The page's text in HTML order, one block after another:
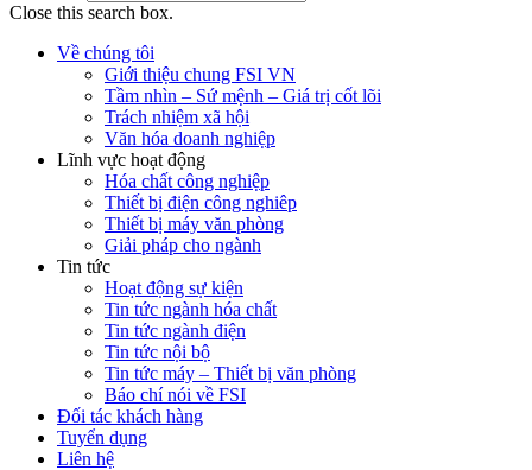
Close this search box.
Về chúng tôi
Giới thiệu chung FSI VN
Tầm nhìn – Sứ mệnh – Giá trị cốt lõi
Trách nhiệm xã hội
Văn hóa doanh nghiệp
Lĩnh vực hoạt động
Hóa chất công nghiệp
Thiết bị điện công nghiêp
Thiết bị máy văn phòng
Giải pháp cho ngành
Tin tức
Hoạt động sự kiện
Tin tức ngành hóa chất
Tin tức ngành điện
Tin tức nội bộ
Tin tức máy – Thiết bị văn phòng
Báo chí nói về FSI
Đối tác khách hàng
Tuyển dụng
Liên hệ